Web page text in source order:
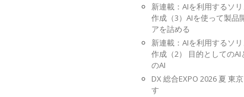
新連載：AIを利用するソ
作成（3）AIを使って製品
アを詰める
新連載：AIを利用するソ
作成（2） 目的としてのAI
のAI
DX 総合EXPO 2026 夏 東
す